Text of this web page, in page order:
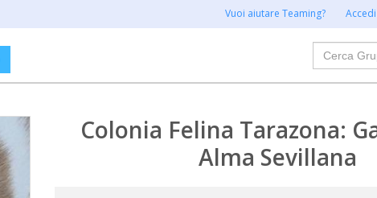
Vuoi aiutare Teaming? Accedi
Cerca
Colonia Felina Tarazona:
Alma Sevillana